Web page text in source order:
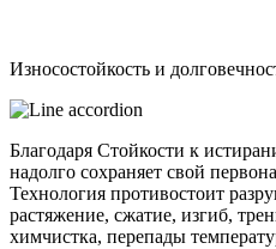
Износостойкость и
Благодаря Стойкости к
надолго сохраняет свой
Технология противостоит
растяжение, сжатие, изгиб,
химчистка, перепады